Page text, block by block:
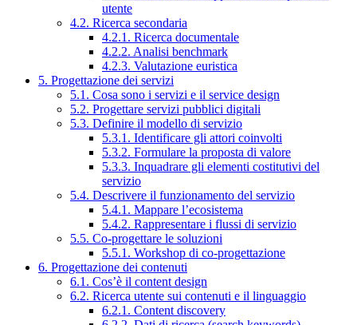
utente
4.2. Ricerca secondaria
4.2.1. Ricerca documentale
4.2.2. Analisi benchmark
4.2.3. Valutazione euristica
5. Progettazione dei servizi
5.1. Cosa sono i servizi e il service design
5.2. Progettare servizi pubblici digitali
5.3. Definire il modello di servizio
5.3.1. Identificare gli attori coinvolti
5.3.2. Formulare la proposta di valore
5.3.3. Inquadrare gli elementi costitutivi del
servizio
5.4. Descrivere il funzionamento del servizio
5.4.1. Mappare l’ecosistema
5.4.2. Rappresentare i flussi di servizio
5.5. Co-progettare le soluzioni
5.5.1. Workshop di co-progettazione
6. Progettazione dei contenuti
6.1. Cos’è il content design
6.2. Ricerca utente sui contenuti e il linguaggio
6.2.1. Content discovery